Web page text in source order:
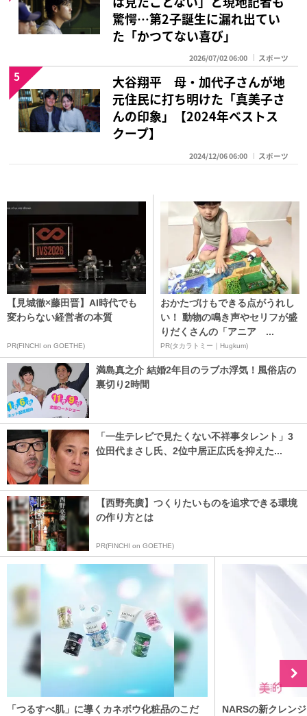
驚愕…第2子誕生に漏れ出てい
た「かつてない喜び」
2026/07/02 06:00 スポーツ
大谷翔平 母・加代子さんが地
元住民に打ち明けた「真美子さ
んの印象」【2024年ベストス
クープ】
2024/12/06 06:00 スポーツ
5
【見城徹×藤田晋】AI時代でも
変わらない経営者の本質
PR(FINCHI on GOETHE)
おかたづけもできる点がうれし
い！ 動物の鳴き声やセリフが盛
りだくさんの「アニア ...
PR(タカラトミー｜Hugkum)
満島真之介 結婚2年目のラブホ浮気！風俗店の
裏切り2時間
「一生テレビで見たくない不祥事タレント」3
位田代まさし氏、2位中居正広氏を抑えた...
【西野亮廣】つくりたいものを追求できる環境
の作り方とは
PR(FINCHI on GOETHE)
「つるすべ肌」に導くカネボウ化粧品のこだ
NARSの新クレン